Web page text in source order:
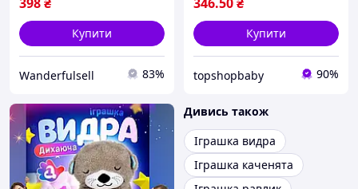
Купити
Wanderfulsell 83%
Купити
topshopbaby 90%
Дивись також
Іграшка видра
Іграшка каченята